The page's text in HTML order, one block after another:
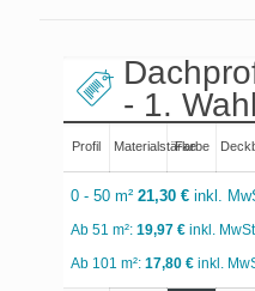
- 1. Wahl
Profil Materialstärke
Farbe
0 - 50 m² 21,30 € inkl.
Ab 51 m²: 19,97 € inkl.
Ab 101 m²: 17,80 € inkl.